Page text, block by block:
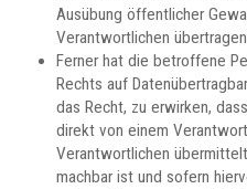
Ausübung öffentlicher
Verantwortlichen
Ferner hat die betroffene
Rechts auf
das Recht, zu erwirken,
direkt von einem
Verantwortlichen
machbar ist und sofern